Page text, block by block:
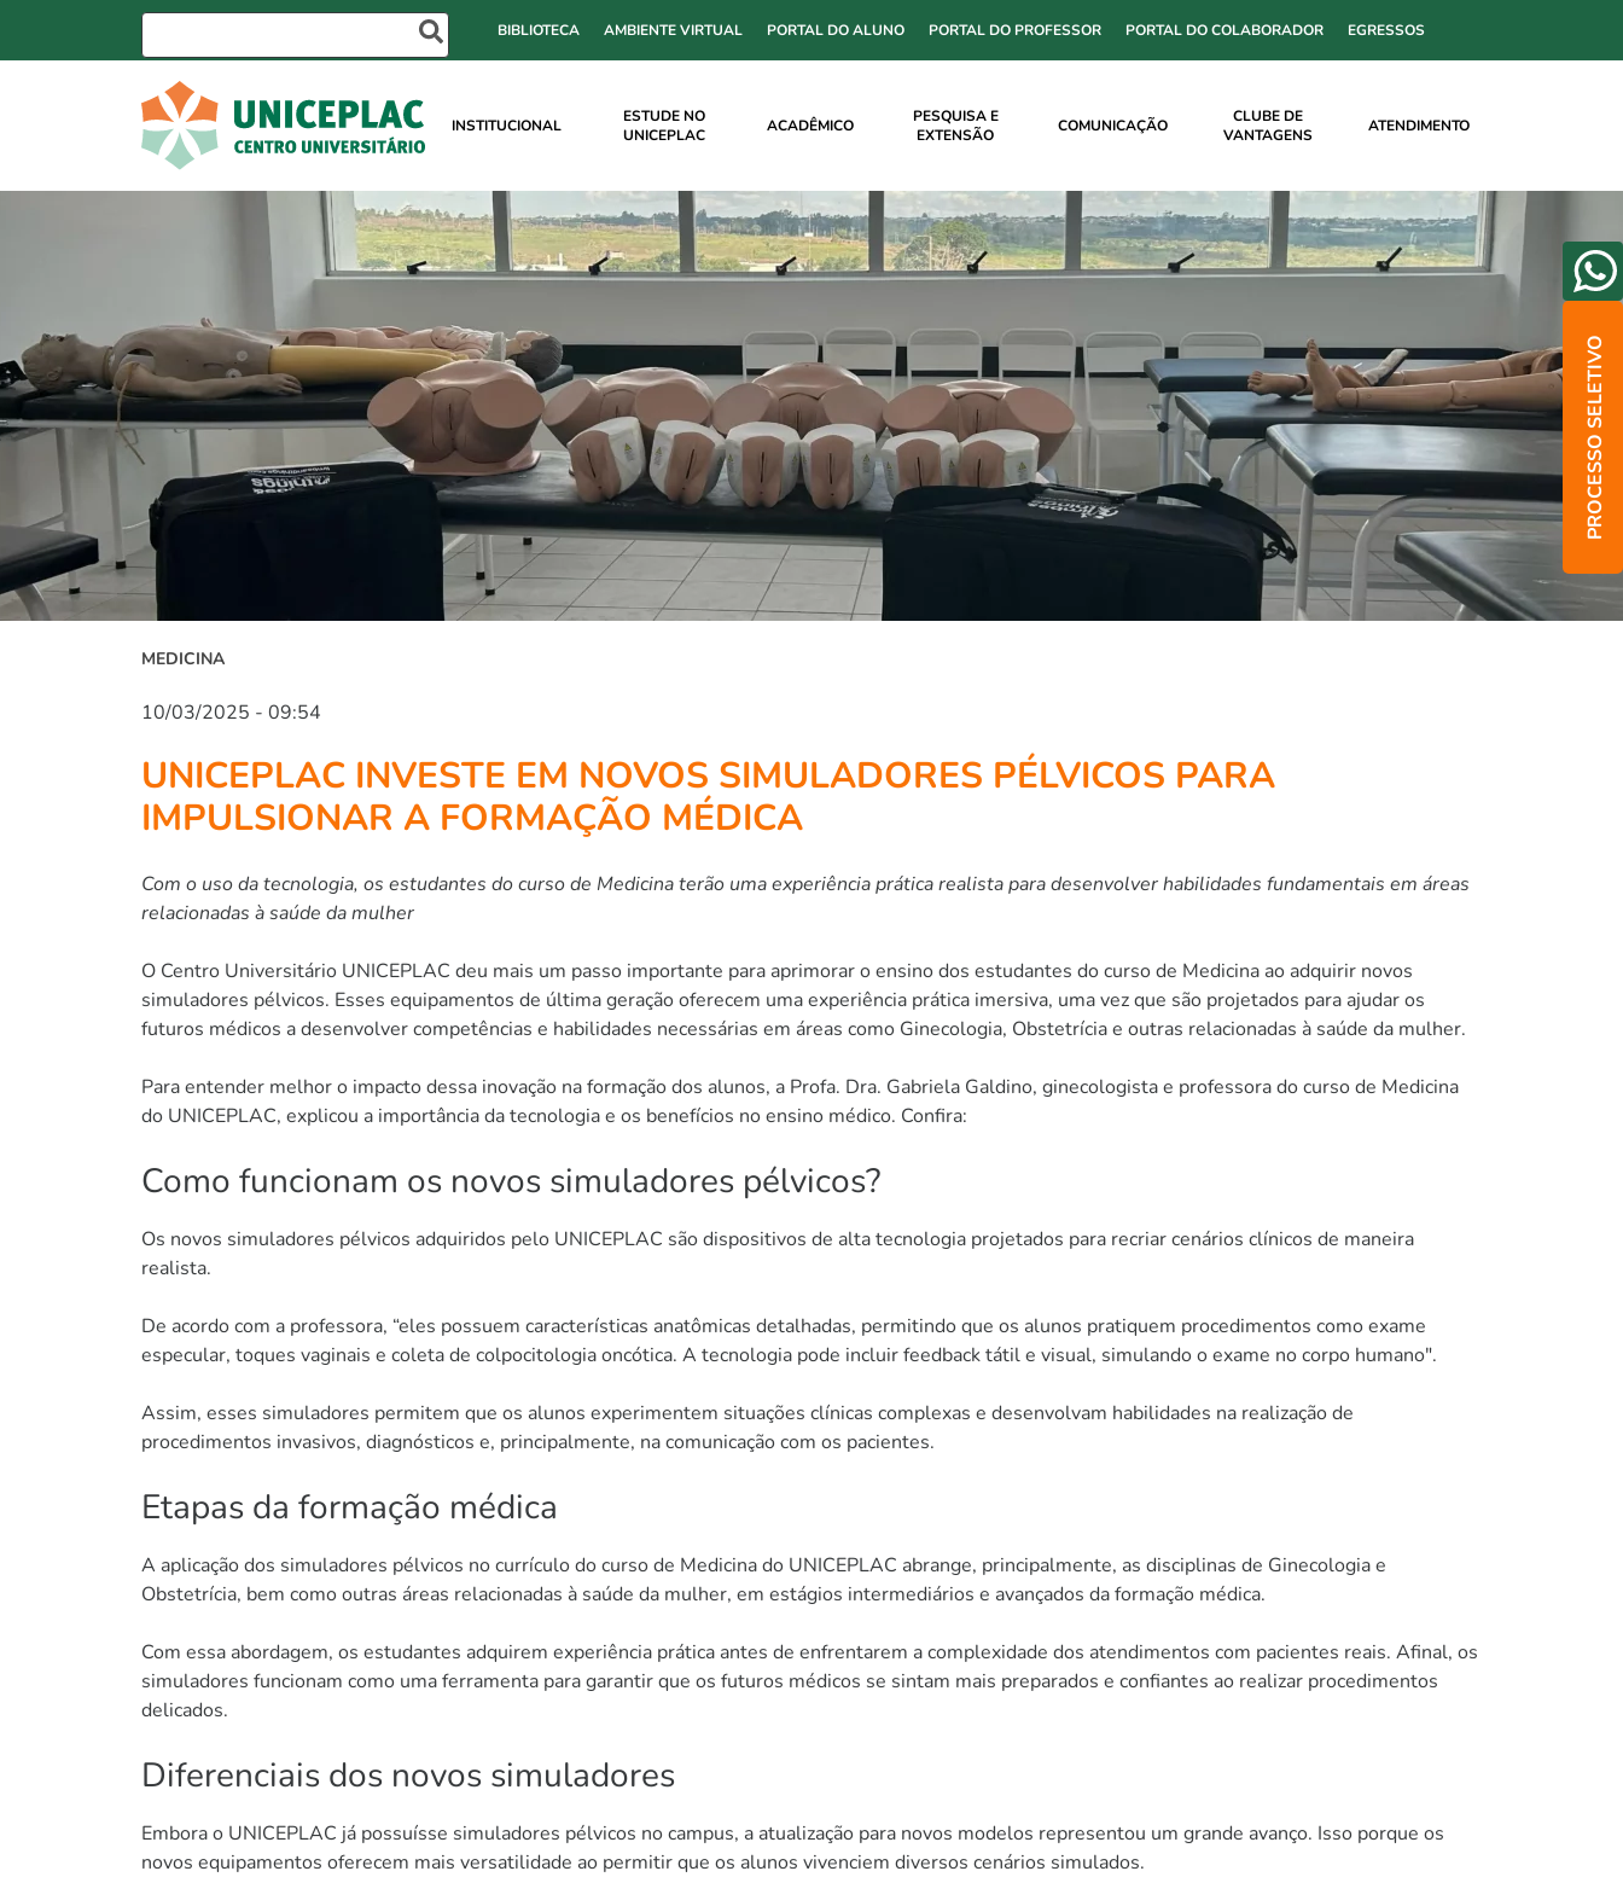
BIBLIOTECA AMBIENTE VIRTUAL PORTAL DO ALUNO PORTAL DO PROFESSOR PORTAL DO COLABORADOR EGRESSOS
INSTITUCIONAL
ESTUDE NO
UNICEPLAC
ACADÊMICO
PESQUISA E
EXTENSÃO
COMUNICAÇÃO
CLUBE DE
VANTAGENS
ATENDIMENTO
PROCESSO SELETIVO
MEDICINA
10/03/2025 - 09:54
UNICEPLAC INVESTE EM NOVOS SIMULADORES PÉLVICOS PARA
IMPULSIONAR A FORMAÇÃO MÉDICA
Com o uso da tecnologia, os estudantes do curso de Medicina terão uma experiência prática realista para desenvolver habilidades fundamentais em áreas
relacionadas à saúde da mulher
O Centro Universitário UNICEPLAC deu mais um passo importante para aprimorar o ensino dos estudantes do curso de Medicina ao adquirir novos
simuladores pélvicos. Esses equipamentos de última geração oferecem uma experiência prática imersiva, uma vez que são projetados para ajudar os
futuros médicos a desenvolver competências e habilidades necessárias em áreas como Ginecologia, Obstetrícia e outras relacionadas à saúde da mulher.
Para entender melhor o impacto dessa inovação na formação dos alunos, a Profa. Dra. Gabriela Galdino, ginecologista e professora do curso de Medicina
do UNICEPLAC, explicou a importância da tecnologia e os benefícios no ensino médico. Confira:
Como funcionam os novos simuladores pélvicos?
Os novos simuladores pélvicos adquiridos pelo UNICEPLAC são dispositivos de alta tecnologia projetados para recriar cenários clínicos de maneira
realista.
De acordo com a professora, “eles possuem características anatômicas detalhadas, permitindo que os alunos pratiquem procedimentos como exame
especular, toques vaginais e coleta de colpocitologia oncótica. A tecnologia pode incluir feedback tátil e visual, simulando o exame no corpo humano".
Assim, esses simuladores permitem que os alunos experimentem situações clínicas complexas e desenvolvam habilidades na realização de
procedimentos invasivos, diagnósticos e, principalmente, na comunicação com os pacientes.
Etapas da formação médica
A aplicação dos simuladores pélvicos no currículo do curso de Medicina do UNICEPLAC abrange, principalmente, as disciplinas de Ginecologia e
Obstetrícia, bem como outras áreas relacionadas à saúde da mulher, em estágios intermediários e avançados da formação médica.
Com essa abordagem, os estudantes adquirem experiência prática antes de enfrentarem a complexidade dos atendimentos com pacientes reais. Afinal, os
simuladores funcionam como uma ferramenta para garantir que os futuros médicos se sintam mais preparados e confiantes ao realizar procedimentos
delicados.
Diferenciais dos novos simuladores
Embora o UNICEPLAC já possuísse simuladores pélvicos no campus, a atualização para novos modelos representou um grande avanço. Isso porque os
novos equipamentos oferecem mais versatilidade ao permitir que os alunos vivenciem diversos cenários simulados.